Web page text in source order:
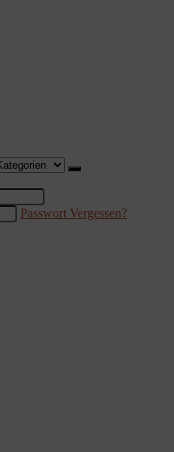
Passwort Vergessen?